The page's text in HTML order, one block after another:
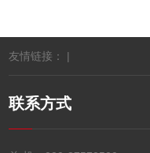
友情链接： |
联系方式